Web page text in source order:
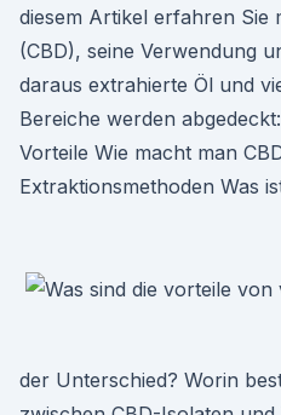
diesem Artikel erfahren Sie
(CBD), seine Verwendung
daraus extrahierte Öl und
Bereiche werden
Vorteile Wie macht man
Extraktionsmethoden Was
der Unterschied? Worin